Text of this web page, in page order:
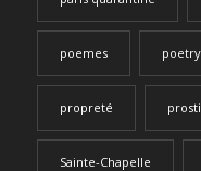
poemes poetry
propreté
Sainte-Chapelle